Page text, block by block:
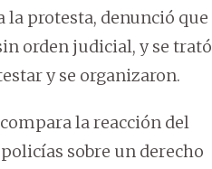
la protesta, denunció que
orden judicial, y se trató
y se organizaron.
la reacción del
sobre un derecho